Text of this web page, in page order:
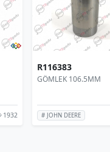
1932
R116383
GÖMLEK 106.5MM
# JOHN DEERE